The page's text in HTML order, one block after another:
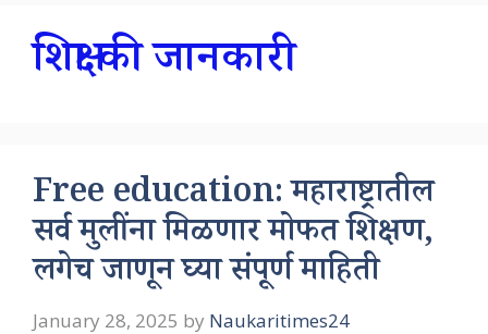
शिक्षा की जानकारी
Free education: महाराष्ट्रातील
सर्व मुलींना मिळणार मोफत शिक्षण,
लगेच जाणून घ्या संपूर्ण माहिती
January 28, 2025 by Naukaritimes24